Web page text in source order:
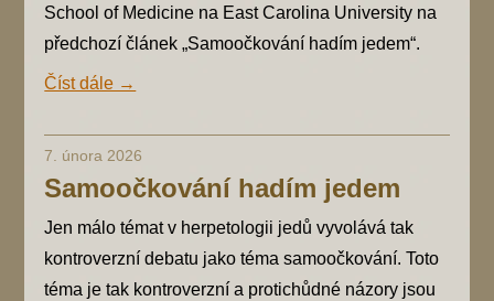
School of Medicine na East Carolina University na
předchozí článek „Samoočkování hadím jedem“.
Číst dále →
7. února 2026
Samoočkování hadím jedem
Jen málo témat v herpetologii jedů vyvolává tak
kontroverzní debatu jako téma samoočkování. Toto
téma je tak kontroverzní a protichůdné názory jsou